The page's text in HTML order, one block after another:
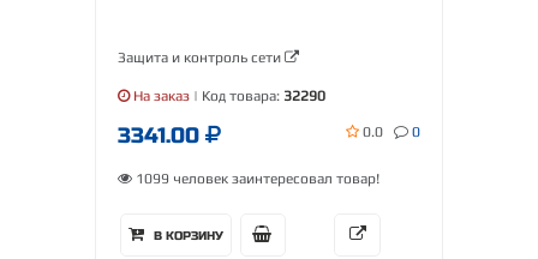
Защита и контроль сети
На заказ | Код товара: 32290
3341.00 0.0 0
1099 человек заинтересовал товар!
В КОРЗИНУ